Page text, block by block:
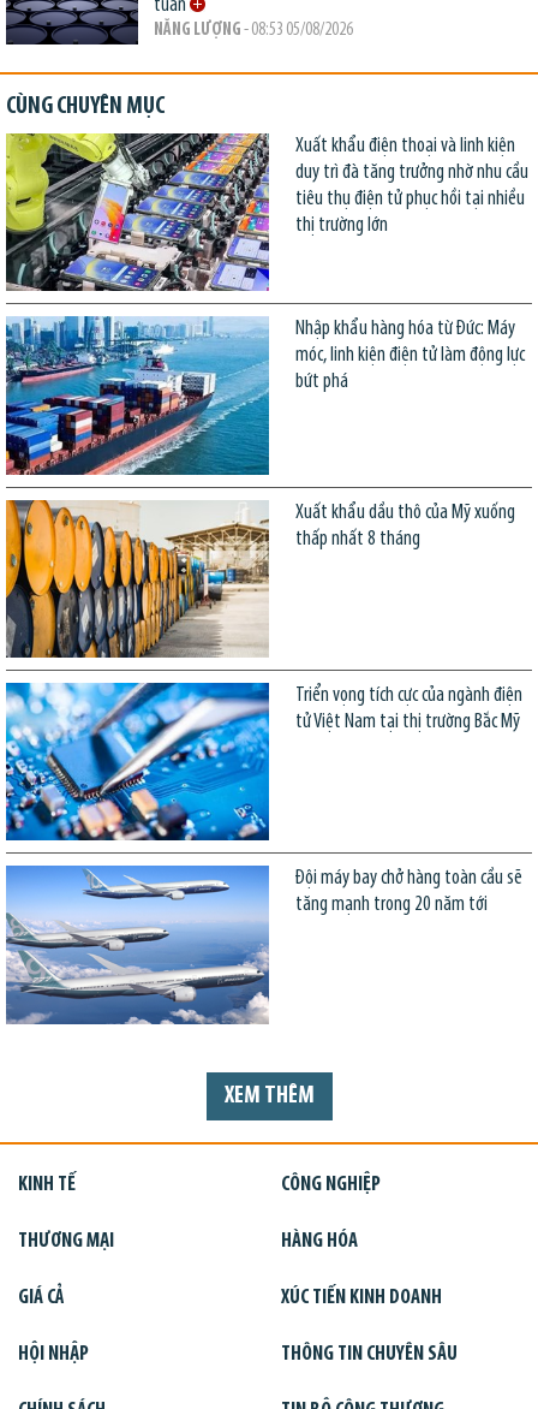
tuần
NĂNG LƯỢNG - 08:53 05/08/2026
CÙNG CHUYÊN MỤC
Xuất khẩu điện thoại và linh kiện
duy trì đà tăng trưởng nhờ nhu cầu
tiêu thụ điện tử phục hồi tại nhiều
thị trường lớn
Nhập khẩu hàng hóa từ Đức: Máy
móc, linh kiện điện tử làm động lực
bứt phá
Xuất khẩu dầu thô của Mỹ xuống
thấp nhất 8 tháng
Triển vọng tích cực của ngành điện
tử Việt Nam tại thị trường Bắc Mỹ
Đội máy bay chở hàng toàn cầu sẽ
tăng mạnh trong 20 năm tới
XEM THÊM
KINH TẾ CÔNG NGHIỆP
THƯƠNG MẠI HÀNG HÓA
GIÁ CẢ XÚC TIẾN KINH DOANH
HỘI NHẬP THÔNG TIN CHUYÊN SÂU